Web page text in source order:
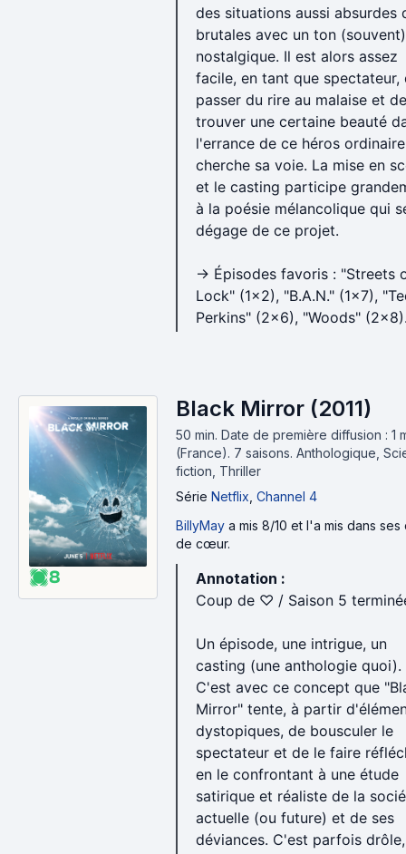
des situations aussi absurdes
brutales avec un ton (souvent)
nostalgique. Il est alors assez
facile, en tant que spectateur,
passer du rire au malaise et de
trouver une certaine beauté
l'errance de ce héros
cherche sa voie. La mise en
et le casting participe
à la poésie mélancolique qui
dégage de ce projet.
→ Épisodes favoris : "Streets
Lock" (1x2), "B.A.N." (1x7),
Perkins" (2x6), "Woods"
8
Black Mirror (2011)
50 min. Date de première diffusion : 1
(France). 7 saisons. Anthologique,
fiction, Thriller
Série Netflix Channel 4
BillyMay a mis 8/10 et l'a mis dans ses
de cœur.
Annotation :
Coup de ♡ / Saison 5
Un épisode, une intrigue, un
casting (une anthologie quoi).
C'est avec ce concept que
Mirror" tente, à partir
dystopiques, de bousculer le
spectateur et de le faire
en le confrontant à une étude
satirique et réaliste de la
actuelle (ou future) et de ses
déviances. C'est parfois drôle,